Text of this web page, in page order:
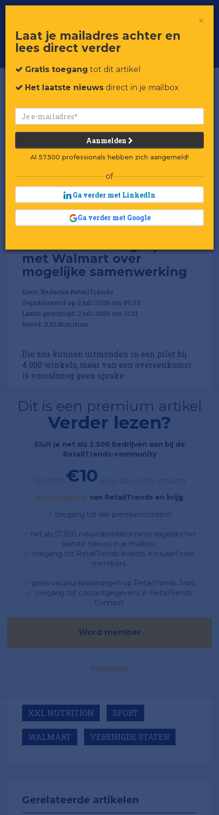
Voor professionals in retail & brands
Toggle
met Walmart over
mogelijke samenwerking
Door: Redactie RetailTrends
Gepubliceerd op 2 juli 2026 om 09:33
Laatst gewijzigd: 2 juli 2026 om 11:21
Beeld: XXLNutrition
Die zou kunnen uitmonden in een pilot bij
4.000 winkels, maar van een overeenkomst
is vooralsnog geen sprake.
Dit is een premium artikel
Verder lezen?
Sluit je net als 2.500 bedrijven aan bij de
RetailTrends-community
€10
Word member van RetailTrends en krijg;
✅ toegang tot alle premiumcontent;
✅ net als 57.500 nieuwsbriefabonnees dagelijks het
laatste nieuws in je mailbox;
✅ toegang tot RetailTrends-events, exclusief voor
members.
✅ gratis vacatureplaatsingen op RetailTrends Jobs;
✅ toegang tot contactgegevens in RetailTrends
Connect.
Word member
Inloggen
XXL NUTRITION SPORT
WALMART VERENIGDE STATEN
Gerelateerde artikelen
×
Laat je mailadres achter en
lees direct verder
Gratis toegang tot dit artikel
Het laatste nieuws direct in je mailbox
Aanmelden
Al 57.500 professionals hebben zich aangemeld!
of
Ga verder met LinkedIn
Ga verder met Google